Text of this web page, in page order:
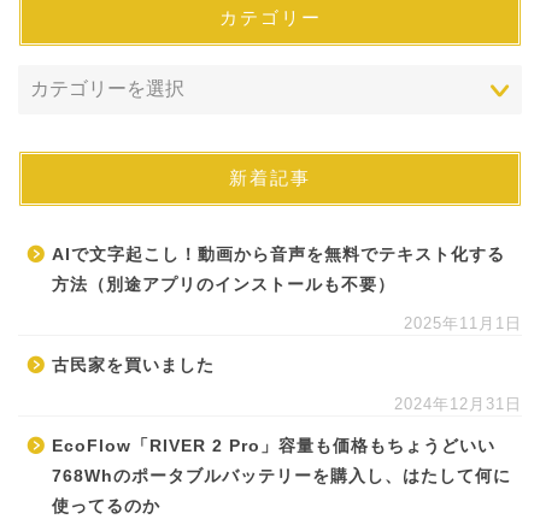
カテゴリー
新着記事
AIで文字起こし！動画から音声を無料でテキスト化する
方法（別途アプリのインストールも不要）
2025年11月1日
古民家を買いました
2024年12月31日
EcoFlow「RIVER 2 Pro」容量も価格もちょうどいい
768Whのポータブルバッテリーを購入し、はたして何に
使ってるのか